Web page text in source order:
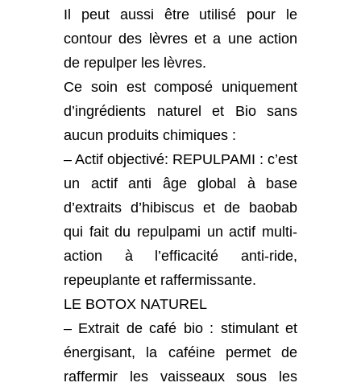
Il peut aussi être utilisé pour le
contour des lèvres et a une action
de repulper les lèvres.
Ce soin est composé uniquement
d’ingrédients naturel et Bio sans
aucun produits chimiques :
– Actif objectivé: REPULPAMI : c’est
un actif anti âge global à base
d’extraits d’hibiscus et de baobab
qui fait du repulpami un actif multi-
action à l’efficacité anti-ride,
repeuplante et raffermissante.
LE BOTOX NATUREL
– Extrait de café bio : stimulant et
énergisant, la caféine permet de
raffermir les vaisseaux sous les